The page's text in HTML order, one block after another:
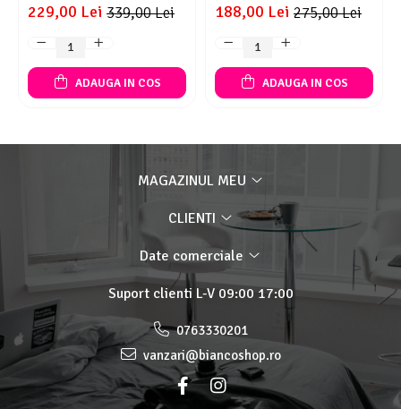
339,00 Lei
229,00 Lei
ADAUGA IN COS
275,00 Lei
188,00 Lei
ADAUGA IN COS
MAGAZINUL MEU
CLIENTI
Date comerciale
Suport clienti L-V 09:00 17:00
0763330201
vanzari@biancoshop.ro